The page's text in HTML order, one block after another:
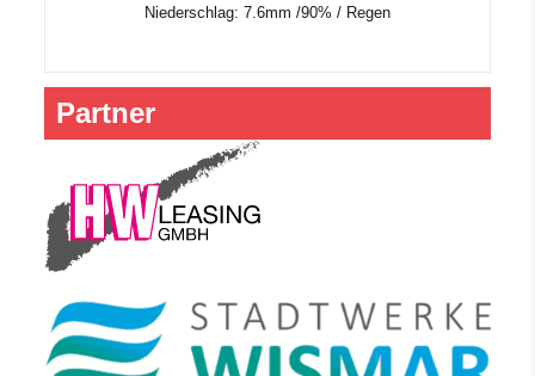
Niederschlag: 7.6mm /90% / Regen
Partner